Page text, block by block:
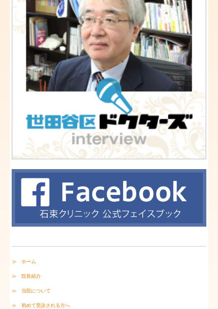
≫ ホーム
≫ 院長紹介
≫ 当院について
≫ 初めて受診される方へ